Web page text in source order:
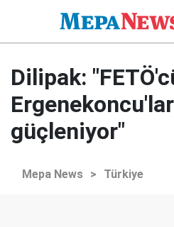
Dilipak:
güçleniyor"
Mepa News > Türkiye